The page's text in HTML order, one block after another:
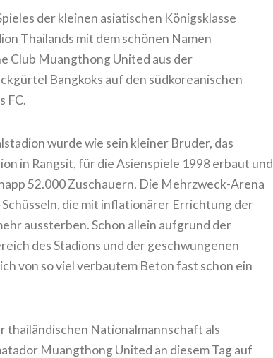
der kleinen asiatischen Königsklasse
Thailands mit dem schönen Namen
Club Muangthong United aus der
Bangkoks auf den südkoreanischen
FC.
wurde wie sein kleiner Bruder, das
in Rangsit, für die Asienspiele 1998 erbaut und
52.000 Zuschauern. Die Mehrzweck-Arena
die mit inflationärer Errichtung der
aussterben. Schon allein aufgrund der
des Stadions und der geschwungenen
von so viel verbautem Beton fast schon ein
thailändischen Nationalmannschaft als
Muangthong United an diesem Tag auf